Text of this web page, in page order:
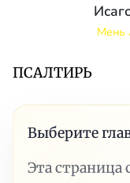
Мень
ПСАЛТИРЬ
Выберите
Эта страница